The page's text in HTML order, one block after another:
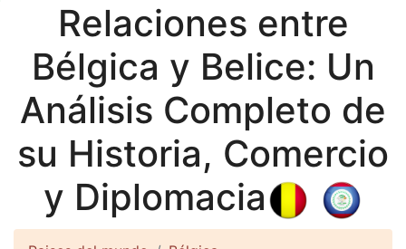
Relaciones entre
Bélgica y Belice: Un
Análisis Completo de
su Historia, Comercio
y Diplomacia